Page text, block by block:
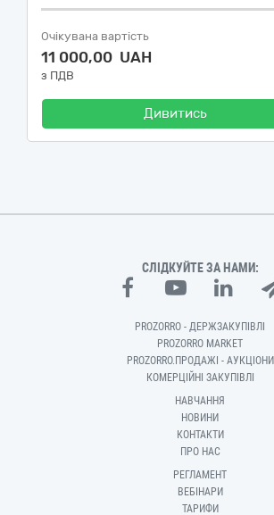
Очікувана вартість
11 000,00 UAH
з ПДВ
Дивитись
СЛІДКУЙТЕ ЗА НАМИ:
PROZORRO - ДЕРЖЗАКУПІВЛІ
PROZORRO MARKET
PROZORRO.ПРОДАЖІ - АУКЦІОНИ
КОМЕРЦІЙНІ ЗАКУПІВЛІ
НАВЧАННЯ
НОВИНИ
КОНТАКТИ
ПРО НАС
РЕГЛАМЕНТ
ВЕБІНАРИ
ТАРИФИ